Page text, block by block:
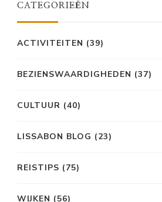
CATEGORIEËN
ACTIVITEITEN (39)
BEZIENSWAARDIGHEDEN (37)
CULTUUR (40)
LISSABON BLOG (23)
REISTIPS (75)
WIJKEN (56)